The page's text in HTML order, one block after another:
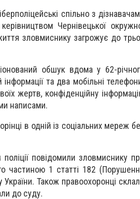
спільно з
Чернівецької
зловмиснику загрожує до
обшук вдома у 62-
та два мобільні
жертв, конфіденційну
написами.
в одній із соціальних мереж
повідомили зловмиснику
частиною 1 статті 182
Також правоохоронці
до суду.